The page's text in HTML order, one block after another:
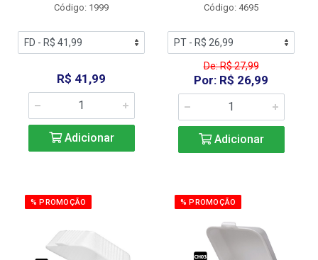
Código: 1999
R$ 41,99
Adicionar
Código: 4695
De: R$ 27,99
Por: R$ 26,99
Adicionar
% PROMOÇÃO % PROMOÇÃO